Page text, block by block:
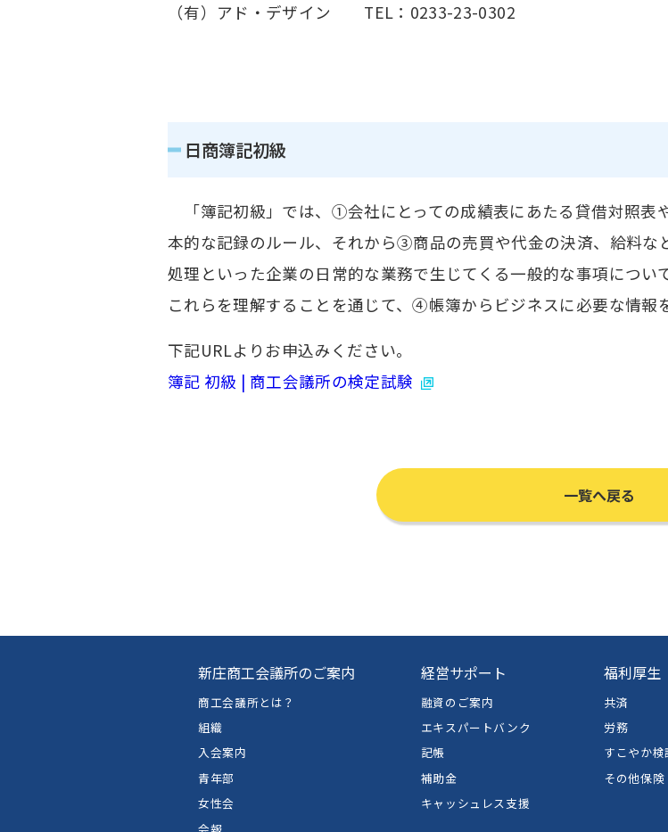
（有）アド・デザイン TEL：0233-23-0302
日商簿記初級
「簿記初級」では、①会社にとっての成績表にあたる貸借対照表
本的な記録のルール、それから③商品の売買や代金の決済、給料な
処理といった企業の日常的な業務で生じてくる一般的な事項につい
これらを理解することを通じて、④帳簿からビジネスに必要な情報
下記URLよりお申込みください。
簿記 初級 | 商工会議所の検定試験
一覧へ戻る
新庄商工会議所のご案内
商工会議所とは？
組織
入会案内
青年部
女性会
会報
経営サポート
融資のご案内
エキスパートバンク
記帳
補助金
キャッシュレス支援
福利厚生
共済
労務
すこやか検
その他保険